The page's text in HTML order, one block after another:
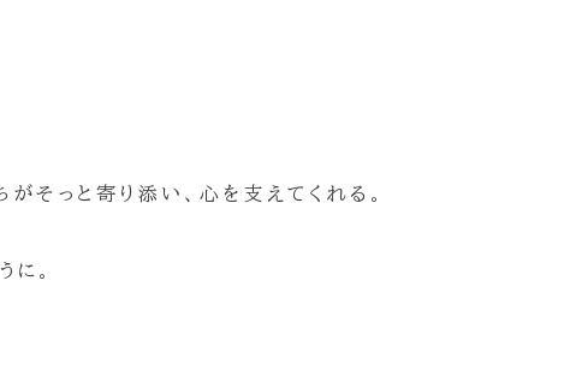
そっと寄り添い、心を支えてくれる。
に。